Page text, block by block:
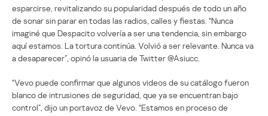
esparcirse, revitalizando su popularidad después de todo un año
de sonar sin parar en todas las radios, calles y fiestas. “Nunca
imaginé que Despacito volvería a ser una tendencia, sin embargo
aquí estamos. La tortura continúa. Volvió a ser relevante. Nunca va
a desaparecer”, opinó la usuaria de Twitter @Asiucc.
“Vevo puede confirmar que algunos videos de su catálogo fueron
blanco de intrusiones de seguridad, que ya se encuentran bajo
control”, dijo un portavoz de Vevo. “Estamos en proceso de